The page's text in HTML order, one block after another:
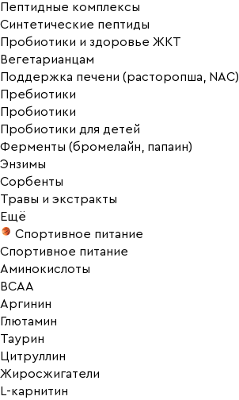
Пептидные комплексы
Синтетические пептиды
Пробиотики и здоровье ЖКТ
Вегетарианцам
Поддержка печени (расторопша, NAC)
Пребиотики
Пробиотики
Пробиотики для детей
Ферменты (бромелайн, папаин)
Энзимы
Сорбенты
Травы и экстракты
Ещё
Спортивное питание
Спортивное питание
Аминокислоты
BCAA
Аргинин
Глютамин
Таурин
Цитруллин
Жиросжигатели
L-карнитин